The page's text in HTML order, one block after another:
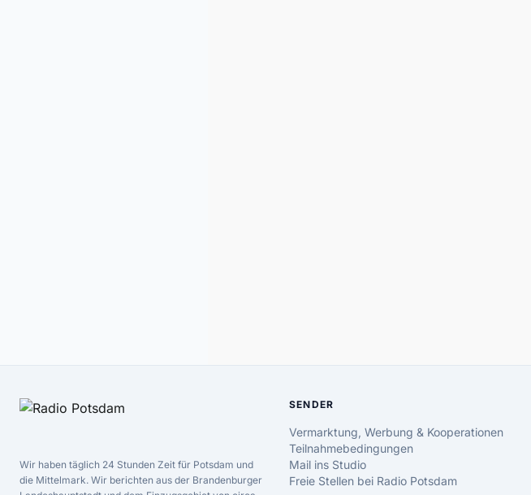
Wir haben täglich 24 Stunden Zeit für Potsdam und
die Mittelmark. Wir berichten aus der Brandenburger
SENDER
Vermarktung, Werbung & Kooperationen
Teilnahmebedingungen
Mail ins Studio
Freie Stellen bei Radio Potsdam